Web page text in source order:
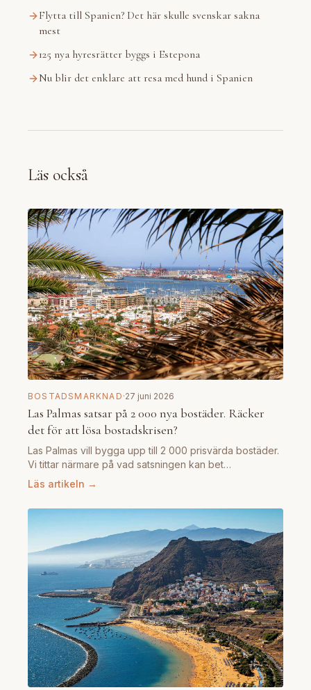
Flytta till Spanien? Det här skulle svenskar sakna
mest
125 nya hyresrätter byggs i Estepona
Nu blir det enklare att resa med hund i Spanien
Läs också
BOSTADSMARKNAD ·27 juni 2026
Las Palmas satsar på 2 000 nya bostäder. Räcker
det för att lösa bostadskrisen?
Las Palmas vill bygga upp till 2 000 prisvärda bostäder.
Vi tittar närmare på vad satsningen kan bet…
Läs artikeln →